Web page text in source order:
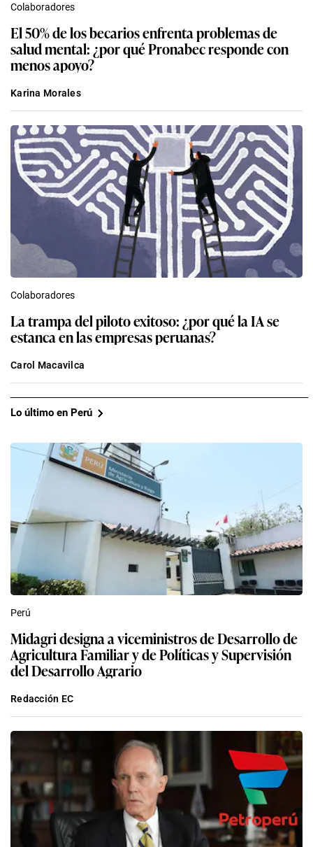
Colaboradores
El 50% de los becarios enfrenta problemas de
salud mental: ¿por qué Pronabec responde con
menos apoyo?
Karina Morales
Colaboradores
La trampa del piloto exitoso: ¿por qué la IA se
estanca en las empresas peruanas?
Carol Macavilca
Lo último en Perú
Perú
Midagri designa a viceministros de Desarrollo de
Agricultura Familiar y de Políticas y Supervisión
del Desarrollo Agrario
Redacción EC